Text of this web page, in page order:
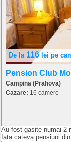
De la 116lei pe
Pension Club
Campina (Prahova)
Cazare: 16 camere
Au fost gasite numai 2
Iata cateva pensiuni